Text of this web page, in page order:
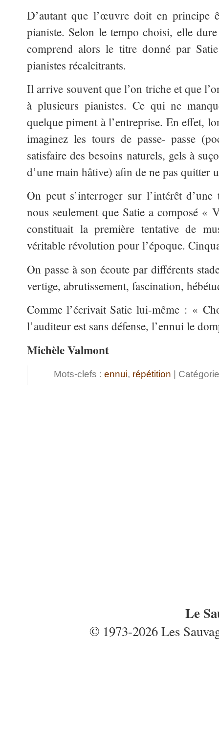
D’autant que l’œuvre doit en principe
pianiste. Selon le tempo choisi, elle
comprend alors le titre donné par
pianistes récalcitrants.
Il arrive souvent que l’on triche et que
à plusieurs pianistes. Ce qui ne
quelque piment à l’entreprise. En effet,
imaginez les tours de passe- passe
satisfaire des besoins naturels, gels à
d’une main hâtive) afin de ne pas
On peut s’interroger sur l’intérêt
nous seulement que Satie a composé «
constituait la première tentative de
véritable révolution pour l’époque.
On passe à son écoute par différents
vertige, abrutissement, fascination,
Comme l’écrivait Satie lui-même : «
l’auditeur est sans défense, l’ennui le
Michèle Valmont
Mots-clefs : ennui, répétition |
Le
© 1973-2026 Les